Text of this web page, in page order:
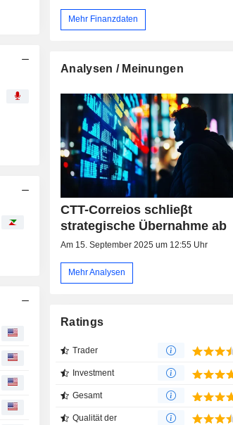
Mehr Finanzdaten
Analysen / Meinungen
CTT-Correios schlieβt
strategische Übernahme ab
Am 15. September 2025 um 12:55 Uhr
Mehr Analysen
Ratings
Trader
Investment
Gesamt
Qualität der